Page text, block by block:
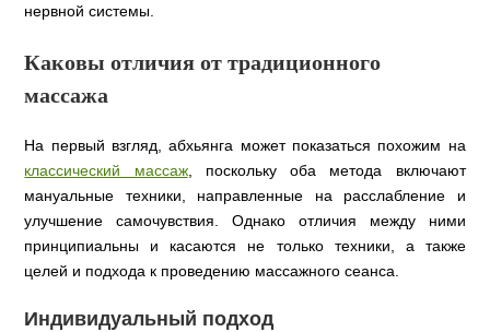
нервной системы.
Каковы отличия от традиционного
массажа
На первый взгляд, абхьянга может показаться похожим на
классический массаж, поскольку оба метода включают
мануальные техники, направленные на расслабление и
улучшение самочувствия. Однако отличия между ними
принципиальны и касаются не только техники, а также
целей и подхода к проведению массажного сеанса.
Индивидуальный подход